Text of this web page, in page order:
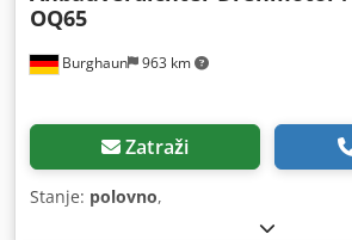
Burghaun 963 km
OQ65
Zatraži
Stanje: polovno,